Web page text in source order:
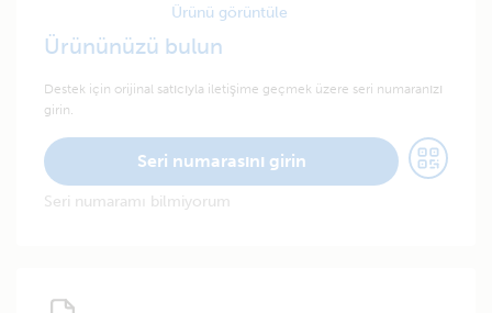
Ürünü görüntüle
Ürününüzü bulun
Destek için orijinal satıcıyla iletişime geçmek üzere seri numaranızı
girin.
Seri numarasını girin
Seri numaramı bilmiyorum